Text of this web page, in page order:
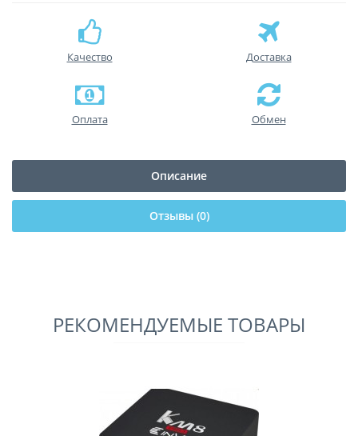
Качество Доставка
Оплата Обмен
Описание
Отзывы (0)
РЕКОМЕНДУЕМЫЕ ТОВАРЫ